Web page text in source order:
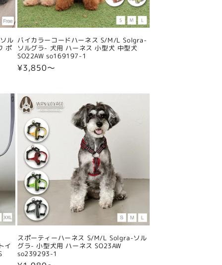
ル
ポ
バイカラーコードハーネス S/M/L Solgra-
ソルグラ- 犬用 ハーネス 小型犬 中型犬
SO22AW so169197-1
通
格
¥3,850〜
イ
スポーティーハーネス S/M/L Solgra-ソル
グラ- 小型犬用 ハーネス SO23AW
so239293-1